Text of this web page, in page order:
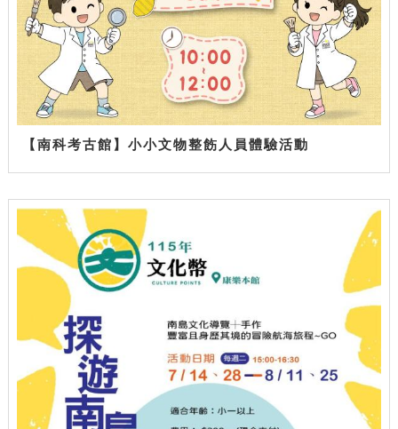
【南科考古館】小小文物整飭人員體驗活動